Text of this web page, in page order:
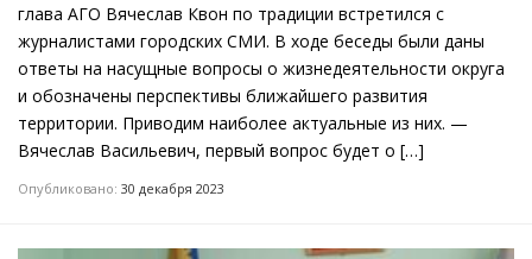
глава АГО Вячеслав Квон по традиции встретился с
журналистами городских СМИ. В ходе беседы были даны
ответы на насущные вопросы о жизнедеятельности округа
и обозначены перспективы ближайшего развития
территории. Приводим наиболее актуальные из них. —
Вячеслав Васильевич, первый вопрос будет о […]
Опубликовано: 30 декабря 2023